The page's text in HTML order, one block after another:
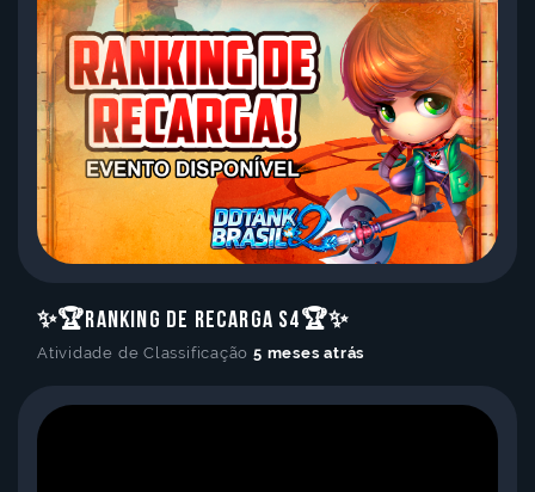
✨🏆Ranking de Recarga S4🏆✨
Atividade de Classificação 5 meses atrás